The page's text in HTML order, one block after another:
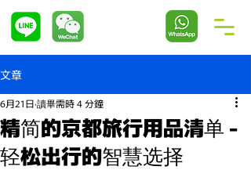
文章
精简的京都旅行用品清单 -
轻松出行的智慧选择
6月21日 讀畢需時 4 分鐘